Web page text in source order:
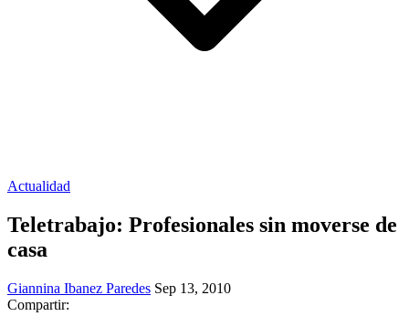
Actualidad
Teletrabajo: Profesionales sin moverse de
casa
Giannina Ibanez Paredes Sep 13, 2010
Compartir: